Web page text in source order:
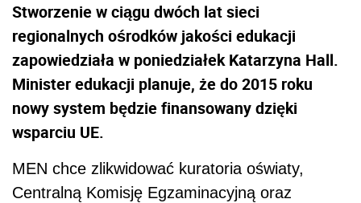
Stworzenie w ciągu dwóch lat sieci
regionalnych ośrodków jakości edukacji
zapowiedziała w poniedziałek Katarzyna Hall.
Minister edukacji planuje, że do 2015 roku
nowy system będzie finansowany dzięki
wsparciu UE.
MEN chce zlikwidować kuratoria oświaty,
Centralną Komisję Egzaminacyjną oraz